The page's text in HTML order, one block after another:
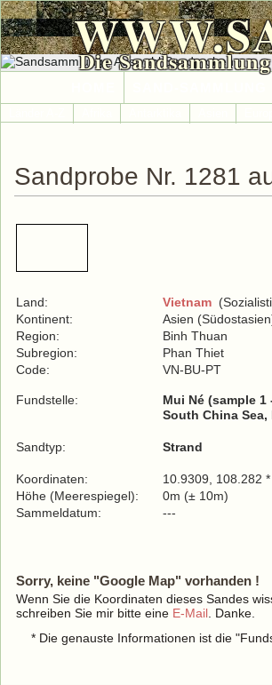
Die
Sandprobe Nr. 1281
Land: Vietnam
Kontinent:
Asien
Region:
Binh Thuan
Subregion:
Phan Thiet
Code:
VN-BU-PT
Fundstelle:
Mui Né (sample 1
South China
Sandtyp: Strand
Koordinaten:
10.9309, 108.282 *
Höhe (Meerespiegel):
0m (± 10m)
Sammeldatum:
---
Sorry, keine "Google Map" vorhanden !
Wenn Sie die Koordinaten dieses Sandes
schreiben Sie mir bitte eine E-Mail . Danke.
* Die genauste Informationen ist die